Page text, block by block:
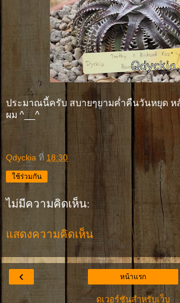
ประมาณนี้ครับ สบายๆยามค่ำคืนวันหยุด ห
ผม ^__^
Qdyckia ที่ 18:30
ใช้ร่วมกัน
ไม่มีความคิดเห็น:
แสดงความคิดเห็น
‹ หน้าแรก
ดูเวอร์ชันสำหรับเว็บ